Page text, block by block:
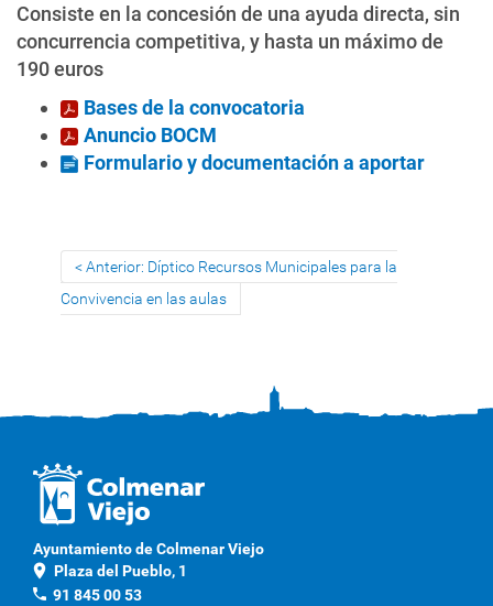
Consiste en la concesión de una ayuda directa, sin
concurrencia competitiva, y hasta un máximo de
190 euros
Bases de la convocatoria
Anuncio BOCM
Formulario y documentación a aportar
Anterior: Díptico Recursos Municipales para la
Convivencia en las aulas
Ayuntamiento de Colmenar Viejo
location_on Plaza del Pueblo, 1
phone 91 845 00 53